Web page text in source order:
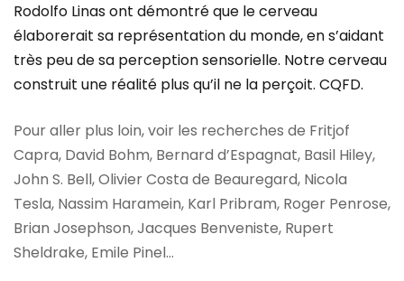
Rodolfo Linas ont démontré que le cerveau
élaborerait sa représentation du monde, en s’aidant
très peu de sa perception sensorielle. Notre cerveau
construit une réalité plus qu’il ne la perçoit. CQFD.
Pour aller plus loin, voir les recherches de Fritjof
Capra, David Bohm, Bernard d’Espagnat, Basil Hiley,
John S. Bell, Olivier Costa de Beauregard, Nicola
Tesla, Nassim Haramein, Karl Pribram, Roger Penrose,
Brian Josephson, Jacques Benveniste, Rupert
Sheldrake, Emile Pinel…